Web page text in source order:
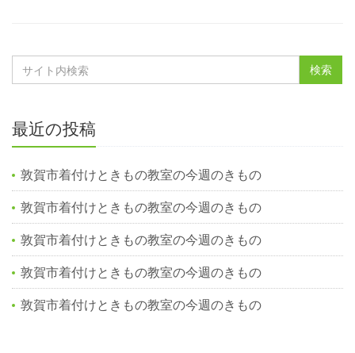
最近の投稿
敦賀市着付けときもの教室の今週のきもの
敦賀市着付けときもの教室の今週のきもの
敦賀市着付けときもの教室の今週のきもの
敦賀市着付けときもの教室の今週のきもの
敦賀市着付けときもの教室の今週のきもの